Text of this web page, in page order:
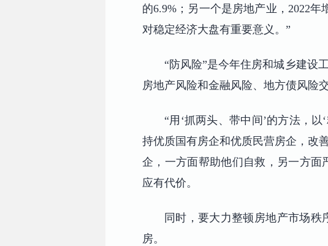
的6.9%；另一个是房地产业，2022年
对稳定经济大盘有重要意义。”
“防风险”是今年住房和城乡建设
房地产风险和金融风险、地方债风险
“用‘抓两头、带中间’的方法，
持优质国有房企和优质民营房企，改
企，一方面帮助他们自救，另一方面
应有代价。
同时，要大力整顿房地产市场
房。